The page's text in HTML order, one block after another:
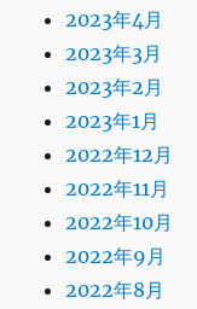
2023年4月
2023年3月
2023年2月
2023年1月
2022年12月
2022年11月
2022年10月
2022年9月
2022年8月